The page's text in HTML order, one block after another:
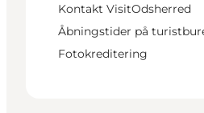
Kontakt VisitOdsherred
Åbningstider på
Fotokreditering